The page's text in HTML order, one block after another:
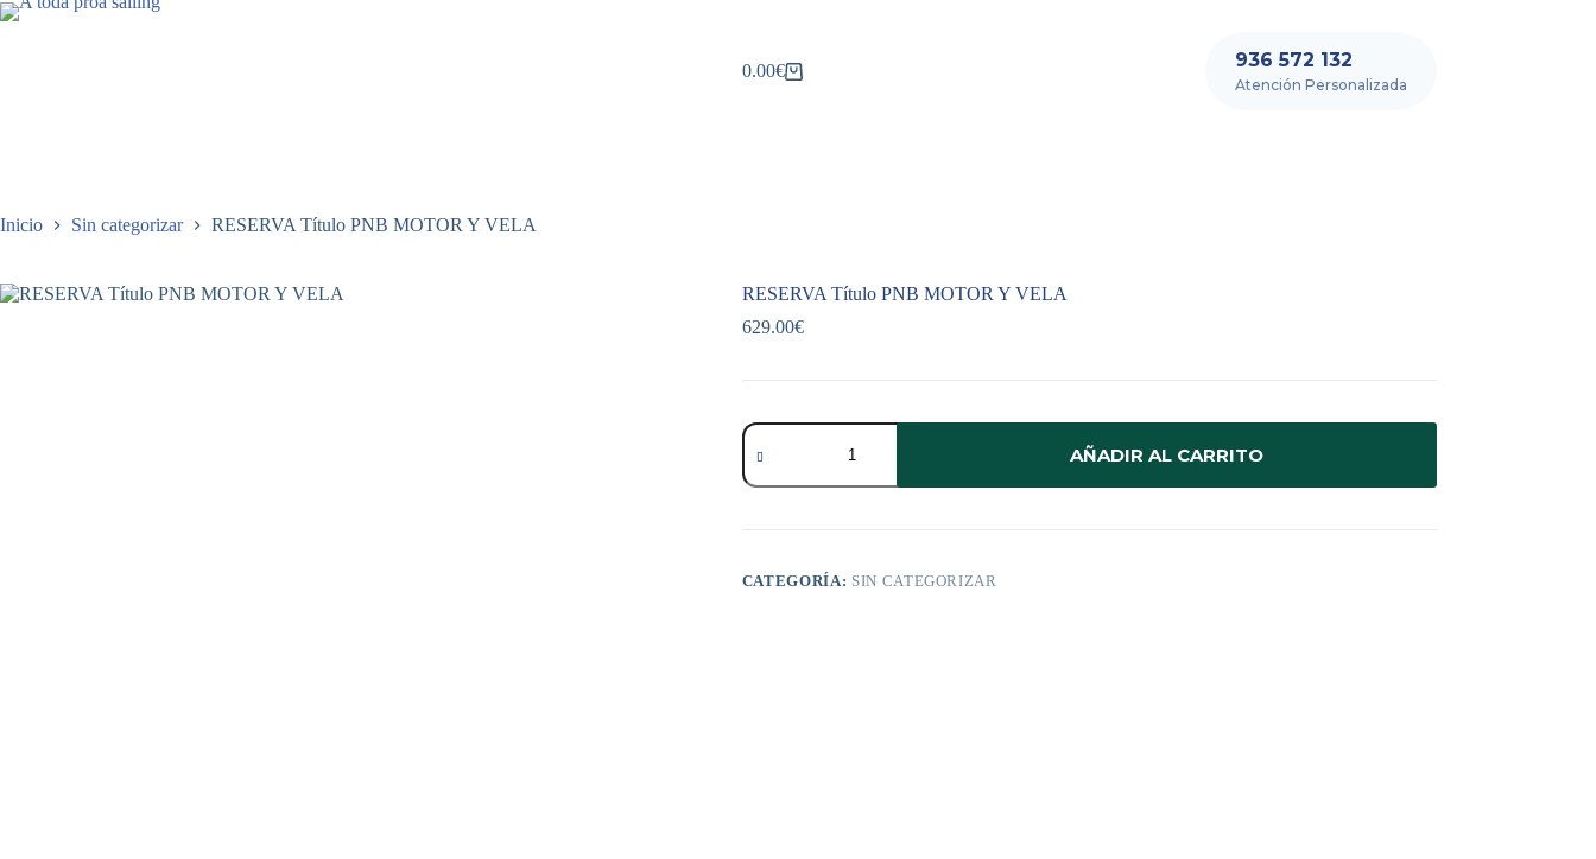
Saltar
Carro
0.00€ 936 572 132
Atención Personalizada
Inicio Sin categorizar RESERVA Título PNB MOTOR Y VELA
RESERVA Título PNB MOTOR Y VELA
629.00€
RESERVA
Título
PNB
MOTOR
VELA
AÑADIR AL CARRITO
CATEGORÍA: SIN CATEGORIZAR